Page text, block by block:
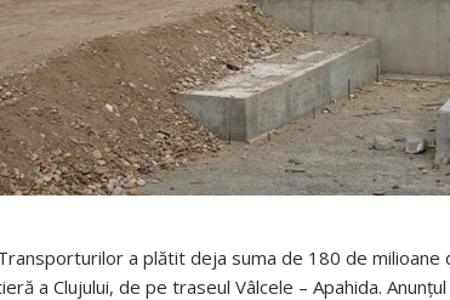
a plătit deja suma de 180 de milioane
a Clujului, de pe traseul Vâlcele – Apahida.